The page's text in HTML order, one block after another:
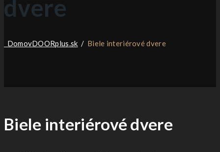
dvere
DomovDOORplus.sk / Biele interiérové dvere
Biele interiérové dvere